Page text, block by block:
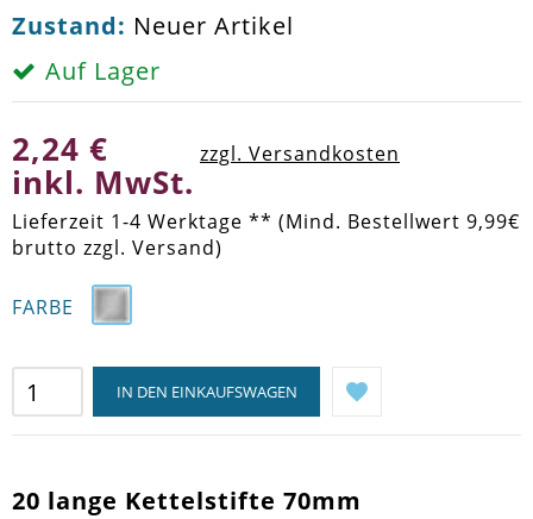
Zustand: Neuer Artikel
Auf Lager
2,24 €
inkl. MwSt.
zzgl. Versandkosten
Lieferzeit 1-4 Werktage ** (Mind. Bestellwert 9,99€
brutto zzgl. Versand)
FARBE
IN DEN EINKAUFSWAGEN
20 lange Kettelstifte 70mm